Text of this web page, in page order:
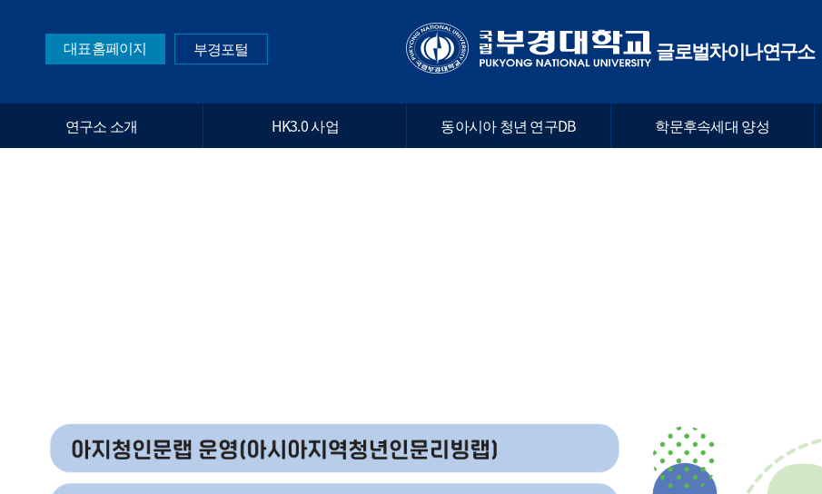
글로벌차이나연구소
대표홈페이지 부경포털
연구소 소개 HK3.0 사업 동아시아 청년 연구DB 학문후속세대 양성